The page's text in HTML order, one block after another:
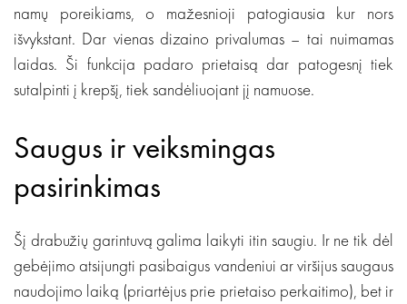
namų poreikiams, o mažesnioji patogiausia kur nors
išvykstant. Dar vienas dizaino privalumas – tai nuimamas
laidas. Ši funkcija padaro prietaisą dar patogesnį tiek
sutalpinti į krepšį, tiek sandėliuojant jį namuose.
Saugus ir veiksmingas
pasirinkimas
Šį drabužių garintuvą galima laikyti itin saugiu. Ir ne tik dėl
gebėjimo atsijungti pasibaigus vandeniui ar viršijus saugaus
naudojimo laiką (priartėjus prie prietaiso perkaitimo), bet ir